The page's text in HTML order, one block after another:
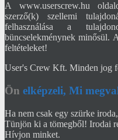
A www.userscrew.hu
szerző(k) szellemi
felhasználása a
büncselekménynek minősül.
feltételeket!
User's Crew Kft. Minden jog
Ön elképzeli, Mi
Ha nem csak egy szürke
Tünjön ki a tömegből! Irodai
Hívjon minket.